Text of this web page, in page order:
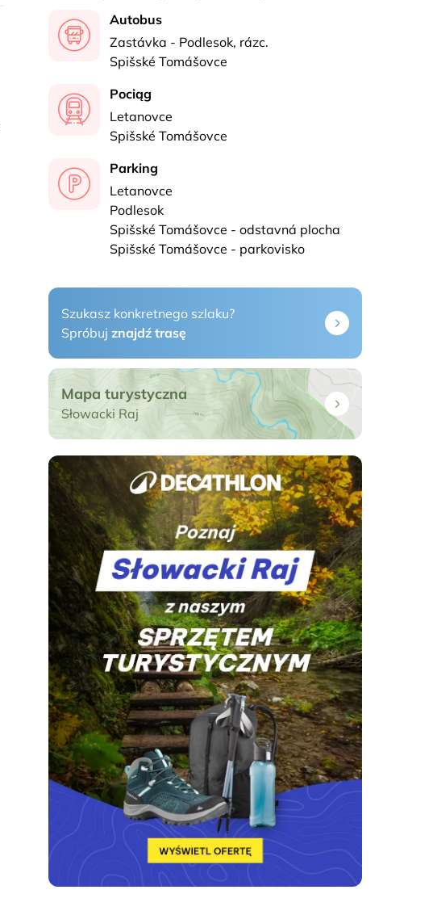
Autobus
Zastávka - Podlesok, rázc.
Spišské Tomášovce
Pociąg
Letanovce
Spišské Tomášovce
Parking
Letanovce
Podlesok
Spišské Tomášovce - odstavná plocha
Spišské Tomášovce - parkovisko
Szukasz konkretnego szlaku?
Spróbuj znajdź trasę
Mapa turystyczna
Słowacki Raj